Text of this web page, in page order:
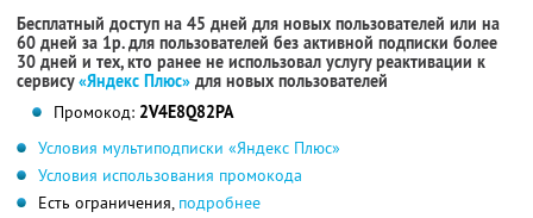
Бесплатный доступ на 45 дней для новых пользователей или на
60 дней за 1р. для пользователей без активной подписки более
30 дней и тех, кто ранее не использовал услугу реактивации к
сервису«Яндекс Плюс» для новых пользователей
Промокод: 2V4E8Q82PA
Условия мультиподписки «Яндекс Плюс»
Условия использования промокода
Есть ограничения, подробнее